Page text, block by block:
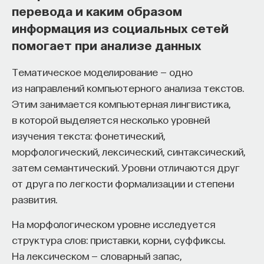
перевода и каким образом
информация из социальных сетей
помогает при анализе данных
Тематическое моделирование — одно
из направлений компьютерного анализа текстов.
Этим занимается компьютерная лингвистика,
в которой выделяется несколько уровней
изучения текста: фонетический,
морфологический, лексический, синтаксический,
затем семантический. Уровни отличаются друг
от друга по легкости формализации и степени
развития.
На морфологическом уровне исследуется
структура слов: приставки, корни, суффиксы.
На лексическом — словарный запас,
изменил медийное пространство на русском
языке. В 2021 году в Лондоне он основал компанию
Naukka, помогающую учёным
в технологии и успешные стартапы. Теперь
команда ПостНауки запускает новый сервис —
Naukka Talents, рекрутинговое агентство,
созданное для поддержки специалистов,
желающих работать в глобальных инновационных
индустриях.
В ходе работы с научным сообществом Ивар
и его команда обнаружили, что инновационные
особенно молодые deep tech и биотех компании.
Исследование аудитории ПостНауки
подтвердило масштаб: более 60%слушателей